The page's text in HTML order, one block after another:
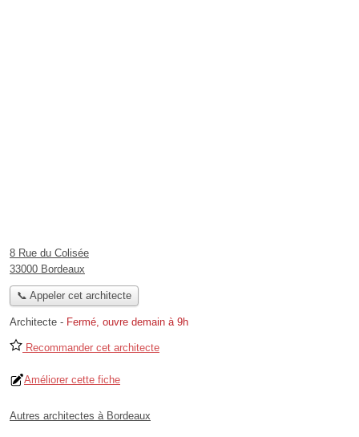
8 Rue du Colisée
33000 Bordeaux
📞 Appeler cet architecte
Architecte - Fermé, ouvre demain à 9h
Recommander cet architecte
Améliorer cette fiche
Autres architectes à Bordeaux